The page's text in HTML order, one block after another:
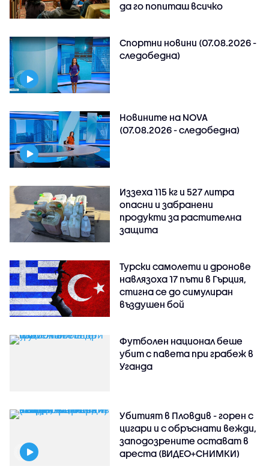
да го попиташ всичко
Спортни новини (07.08.2026 -
следобедна)
Новините на NOVA
(07.08.2026 - следобедна)
Иззеха 115 кг и 527 литра
опасни и забранени
продукти за растителна
защита
Турски самолети и дронове
навлязоха 17 пъти в Гърция,
стигна се до симулиран
въздушен бой
Футболен национал беше
убит с павета при грабеж в
Уганда
Убитият в Пловдив - горен с
цигари и с обръснати вежди,
заподозрените остават в
ареста (ВИДЕО+СНИМКИ)